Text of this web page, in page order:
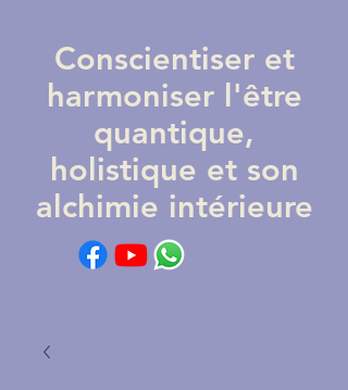
Conscientiser et
harmoniser l'être
quantique,
holistique et son
alchimie intérieure